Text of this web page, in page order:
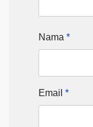
Nama *
Email *